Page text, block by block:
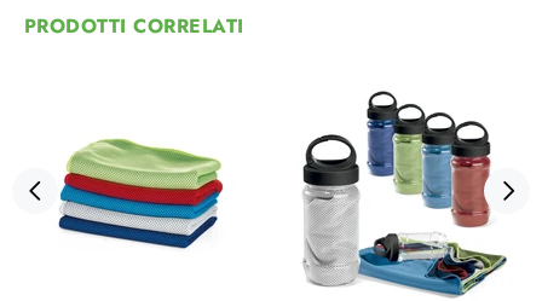
PRODOTTI CORRELATI